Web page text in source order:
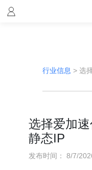
行业信息 > 选择
选择爱加
静态IP
发布时间： 8/7/